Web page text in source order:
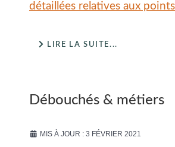
détaillées relatives aux
LIRE LA SUITE...
Débouchés & métiers
MIS À JOUR : 3 FÉVRIER 2021